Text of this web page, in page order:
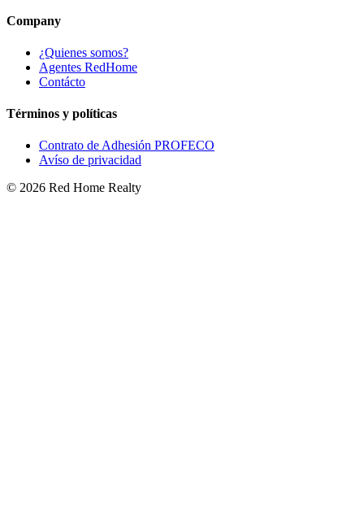
Company
¿Quienes somos?
Agentes RedHome
Contácto
Términos y políticas
Contrato de Adhesión PROFECO
Avíso de privacidad
© 2026 Red Home Realty